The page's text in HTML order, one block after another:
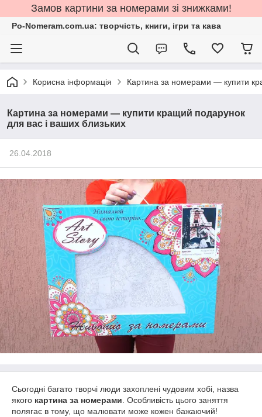
Замов картини за номерами зі знижками!
Po-Nomeram.com.ua: творчість, книги, ігри та кава
Корисна інформація Картина за номерами — купити
Картина за номерами — купити кращий подарунок
для вас і ваших близьких
26.04.2018
Сьогодні багато творчі люди захоплені чудовим хобі, назва
якого картина за номерами . Особливість цього заняття
полягає в тому, що малювати може кожен бажаючий!